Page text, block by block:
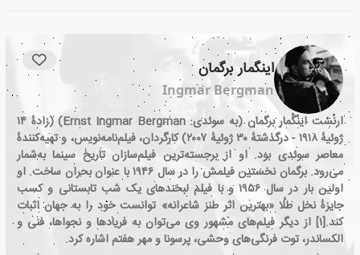
اینگمار برگمان
Ingmar Bergman
ارنْسْت اینْگْمار برگمان (به سوئدی: Ernst Ingmar Bergman) (زادهٔ ۱۴
ژوئیهٔ ۱۹۱۸ - درگذشتهٔ ۳۰ ژوئیهٔ ۲۰۰۷) کارگردان، فیلم‌نامه‌نویس، و تهیه‌کنندهٔ
معاصر سوئدی بود. او از برجسته‌ترین فیلم‌سازان تاریخ سینما به‌شمار
می‌رود. برگمان نخستین فیلمش را در سال ۱۹۴۶ با عنوان بحران ساخت. او
اولین بار در سال ۱۹۵۶ و با فیلم لبخندهای یک شب تابستانی و کسب
جایزهٔ نخل طلٔا «بهترین اثر طنز شاعرانه» توانست خود را به جهان اثبات
کند.[۱] از دیگر فیلم‌های مشهور وی می‌توان به فریادها و نجواها، فنی و
الکساندر، توت فرنگی‌های وحشی، پرسونا و مهر هفتم اشاره کرد.